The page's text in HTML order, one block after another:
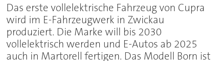
Das erste vollelektrische Fahrzeug von Cupra
wird im E-Fahrzeugwerk in Zwickau
produziert. Die Marke will bis 2030
vollelektrisch werden und E-Autos ab 2025
auch in Martorell fertigen. Das Modell Born ist